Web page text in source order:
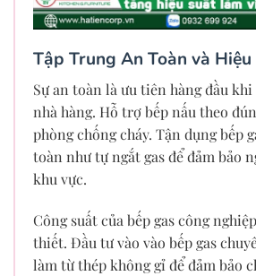
Tập Trung An Toàn và
Sự an toàn là ưu tiên hàng đầu khi
nhà hàng. Hỗ trợ bếp nấu theo
phòng chống cháy. Tận dụng bếp
toàn như tự ngắt gas để đảm bảo
khu vực.
Công suất của bếp gas công
thiết. Đầu tư vào vào bếp gas
làm từ thép không gỉ để đảm bảo